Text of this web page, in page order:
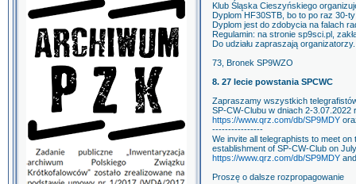
Klub Śląska Cieszyńskiego
Dyplom HF30STB, bo to po raz 30-
Dyplom jest do zdobycia na falach
Regulamin: na stronie sp9sci.pl,
Do udziału zapraszają organizatorzy.
73, Bronek SP9WZO
8. 27 lecie powstania SPCWC
Zapraszamy wszystkich
SP-CW-Clubu w dniach 2-3.07.2022
https://www.qrz.com/db/SP9MDY
----------------
We invite all telegraphists to meet
establishment of SP-CW-Club on
https://www.qrz.com/db/SP9MDY
Proszę o dalsze rozpropagowanie